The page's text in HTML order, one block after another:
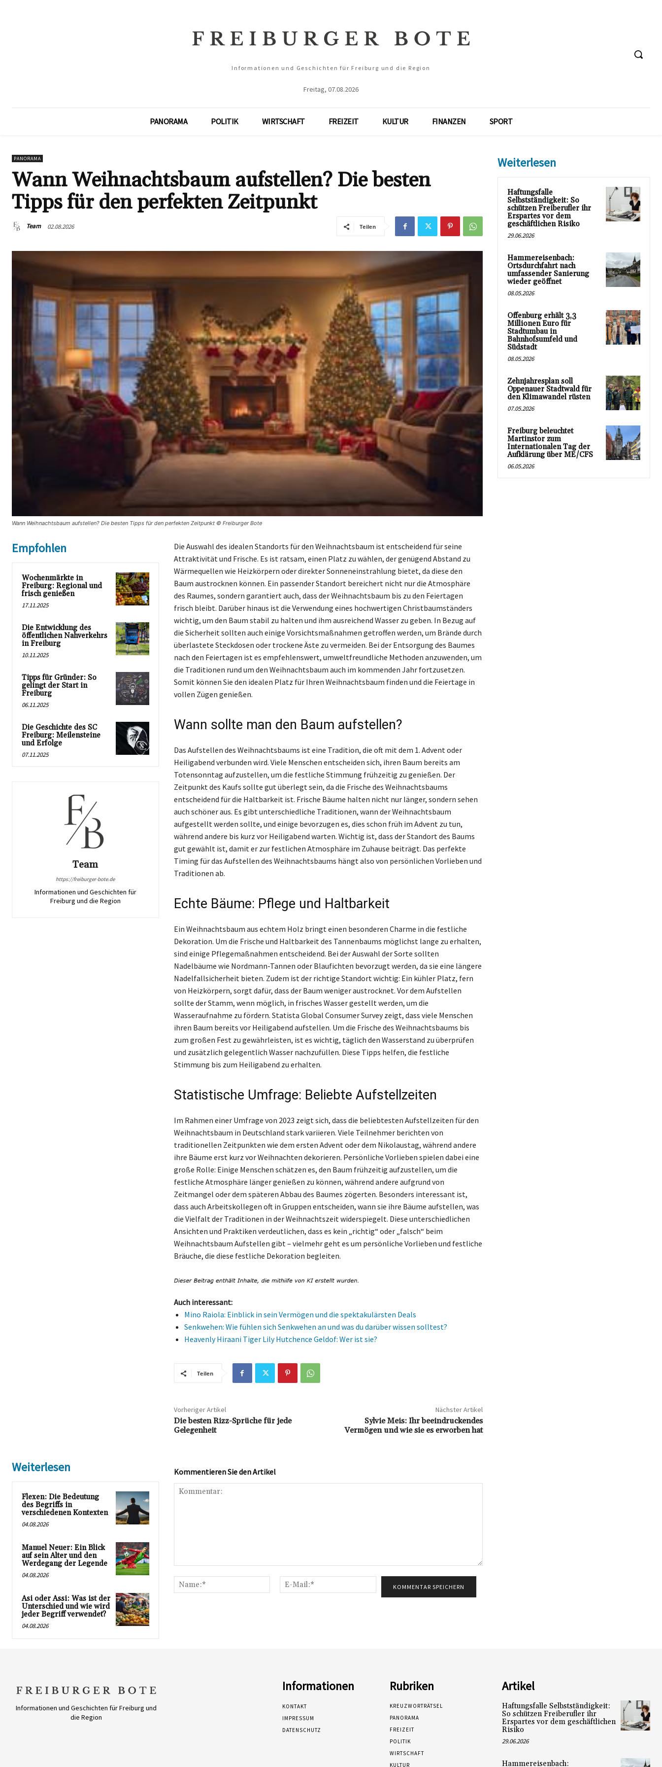
Informationen und Geschichten für Freiburg und die Region
Freitag, 07.08.2026
PANORAMA POLITIK WIRTSCHAFT FREIZEIT KULTUR FINANZEN SPORT
PANORAMA
Wann Weihnachtsbaum aufstellen? Die besten
Tipps für den perfekten Zeitpunkt
Team 02.08.2026 Teilen
Wann Weihnachtsbaum aufstellen? Die besten Tipps für den perfekten Zeitpunkt © Freiburger Bote
Empfohlen
Wochenmärkte in
Freiburg: Regional und
frisch genießen
17.11.2025
Die Entwicklung des
öffentlichen Nahverkehrs
in Freiburg
10.11.2025
Tipps für Gründer: So
gelingt der Start in
Freiburg
06.11.2025
Die Geschichte des SC
Freiburg: Meilensteine
und Erfolge
07.11.2025
Team
https://freiburger-bote.de
Informationen und Geschichten für
Freiburg und die Region
Die Auswahl des idealen Standorts für den Weihnachtsbaum ist entscheidend für seine
Attraktivität und Frische. Es ist ratsam, einen Platz zu wählen, der genügend Abstand zu
Wärmequellen wie Heizkörpern oder direkter Sonneneinstrahlung bietet, da diese den
Baum austrocknen können. Ein passender Standort bereichert nicht nur die Atmosphäre
des Raumes, sondern garantiert auch, dass der Weihnachtsbaum bis zu den Feiertagen
frisch bleibt. Darüber hinaus ist die Verwendung eines hochwertigen Christbaumständers
wichtig, um den Baum stabil zu halten und ihm ausreichend Wasser zu geben. In Bezug auf
die Sicherheit sollten auch einige Vorsichtsmaßnahmen getroffen werden, um Brände durch
überlastete Steckdosen oder trockene Äste zu vermeiden. Bei der Entsorgung des Baumes
nach den Feiertagen ist es empfehlenswert, umweltfreundliche Methoden anzuwenden, um
die Traditionen rund um den Weihnachtsbaum auch im kommenden Jahr fortzusetzen.
Somit können Sie den idealen Platz für Ihren Weihnachtsbaum finden und die Feiertage in
vollen Zügen genießen.
Wann sollte man den Baum aufstellen?
Das Aufstellen des Weihnachtsbaums ist eine Tradition, die oft mit dem 1. Advent oder
Heiligabend verbunden wird. Viele Menschen entscheiden sich, ihren Baum bereits am
Totensonntag aufzustellen, um die festliche Stimmung frühzeitig zu genießen. Der
Zeitpunkt des Kaufs sollte gut überlegt sein, da die Frische des Weihnachtsbaums
entscheidend für die Haltbarkeit ist. Frische Bäume halten nicht nur länger, sondern sehen
auch schöner aus. Es gibt unterschiedliche Traditionen, wann der Weihnachtsbaum
aufgestellt werden sollte, und einige bevorzugen es, dies schon früh im Advent zu tun,
während andere bis kurz vor Heiligabend warten. Wichtig ist, dass der Standort des Baums
gut gewählt ist, damit er zur festlichen Atmosphäre im Zuhause beiträgt. Das perfekte
Timing für das Aufstellen des Weihnachtsbaums hängt also von persönlichen Vorlieben und
Traditionen ab.
Echte Bäume: Pflege und Haltbarkeit
Ein Weihnachtsbaum aus echtem Holz bringt einen besonderen Charme in die festliche
Dekoration. Um die Frische und Haltbarkeit des Tannenbaums möglichst lange zu erhalten,
sind einige Pflegemaßnahmen entscheidend. Bei der Auswahl der Sorte sollten
Nadelbäume wie Nordmann-Tannen oder Blaufichten bevorzugt werden, da sie eine längere
Nadelfallsicherheit bieten. Zudem ist der richtige Standort wichtig: Ein kühler Platz, fern
von Heizkörpern, sorgt dafür, dass der Baum weniger austrocknet. Vor dem Aufstellen
sollte der Stamm, wenn möglich, in frisches Wasser gestellt werden, um die
Wasseraufnahme zu fördern. Statista Global Consumer Survey zeigt, dass viele Menschen
ihren Baum bereits vor Heiligabend aufstellen. Um die Frische des Weihnachtsbaums bis
zum großen Fest zu gewährleisten, ist es wichtig, täglich den Wasserstand zu überprüfen
und zusätzlich gelegentlich Wasser nachzufüllen. Diese Tipps helfen, die festliche
Stimmung bis zum Heiligabend zu erhalten.
Statistische Umfrage: Beliebte Aufstellzeiten
Im Rahmen einer Umfrage von 2023 zeigt sich, dass die beliebtesten Aufstellzeiten für den
Weihnachtsbaum in Deutschland stark variieren. Viele Teilnehmer berichten von
traditionellen Zeitpunkten wie dem ersten Advent oder dem Nikolaustag, während andere
ihre Bäume erst kurz vor Weihnachten dekorieren. Persönliche Vorlieben spielen dabei eine
große Rolle: Einige Menschen schätzen es, den Baum frühzeitig aufzustellen, um die
festliche Atmosphäre länger genießen zu können, während andere aufgrund von
Zeitmangel oder dem späteren Abbau des Baumes zögerten. Besonders interessant ist,
dass auch Arbeitskollegen oft in Gruppen entscheiden, wann sie ihre Bäume aufstellen, was
die Vielfalt der Traditionen in der Weihnachtszeit widerspiegelt. Diese unterschiedlichen
Ansichten und Praktiken verdeutlichen, dass es kein „richtig“ oder „falsch“ beim
Weihnachtsbaum Aufstellen gibt – vielmehr geht es um persönliche Vorlieben und festliche
Bräuche, die diese festliche Dekoration begleiten.
Auch interessant:
Mino Raiola: Einblick in sein Vermögen und die spektakulärsten Deals
Senkwehen: Wie fühlen sich Senkwehen an und was du darüber wissen solltest?
Heavenly Hiraani Tiger Lily Hutchence Geldof: Wer ist sie?
Teilen
Vorheriger Artikel
Die besten Rizz-Sprüche für jede
Gelegenheit
Nächster Artikel
Sylvie Meis: Ihr beeindruckendes
Vermögen und wie sie es erworben hat
Weiterlesen
Flexen: Die Bedeutung
des Begriffs in
verschiedenen Kontexten
04.08.2026
Manuel Neuer: Ein Blick
auf sein Alter und den
Werdegang der Legende
04.08.2026
Asi oder Assi: Was ist der
Unterschied und wie wird
jeder Begriff verwendet?
04.08.2026
Kommentieren Sie den Artikel
Name:*
Mail:*
Weiterlesen
Haftungsfalle
Selbstständigkeit: So
schützen Freiberufler ihr
Erspartes vor dem
geschäftlichen Risiko
29.06.2026
Hammereisenbach:
Ortsdurchfahrt nach
umfassender Sanierung
wieder geöffnet
08.05.2026
Offenburg erhält 3,3
Millionen Euro für
Stadtumbau in
Bahnhofsumfeld und
Südstadt
08.05.2026
Zehnjahresplan soll
Oppenauer Stadtwald für
den Klimawandel rüsten
07.05.2026
Freiburg beleuchtet
Martinstor zum
Internationalen Tag der
Aufklärung über ME/CFS
06.05.2026
Informationen und Geschichten für Freiburg und
die Region
Informationen
KONTAKT
IMPRESSUM
DATENSCHUTZ
Rubriken
KREUZWORTRÄTSEL
PANORAMA
FREIZEIT
POLITIK
WIRTSCHAFT
KULTUR
Artikel
Haftungsfalle Selbstständigkeit:
So schützen Freiberufler ihr
Erspartes vor dem geschäftlichen
Risiko
29.06.2026
Hammereisenbach: